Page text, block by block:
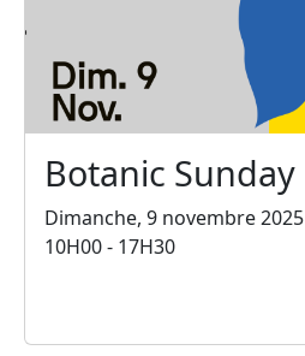
Botanic Sunday
Dimanche, 9 novembre 2025
10H00 - 17H30